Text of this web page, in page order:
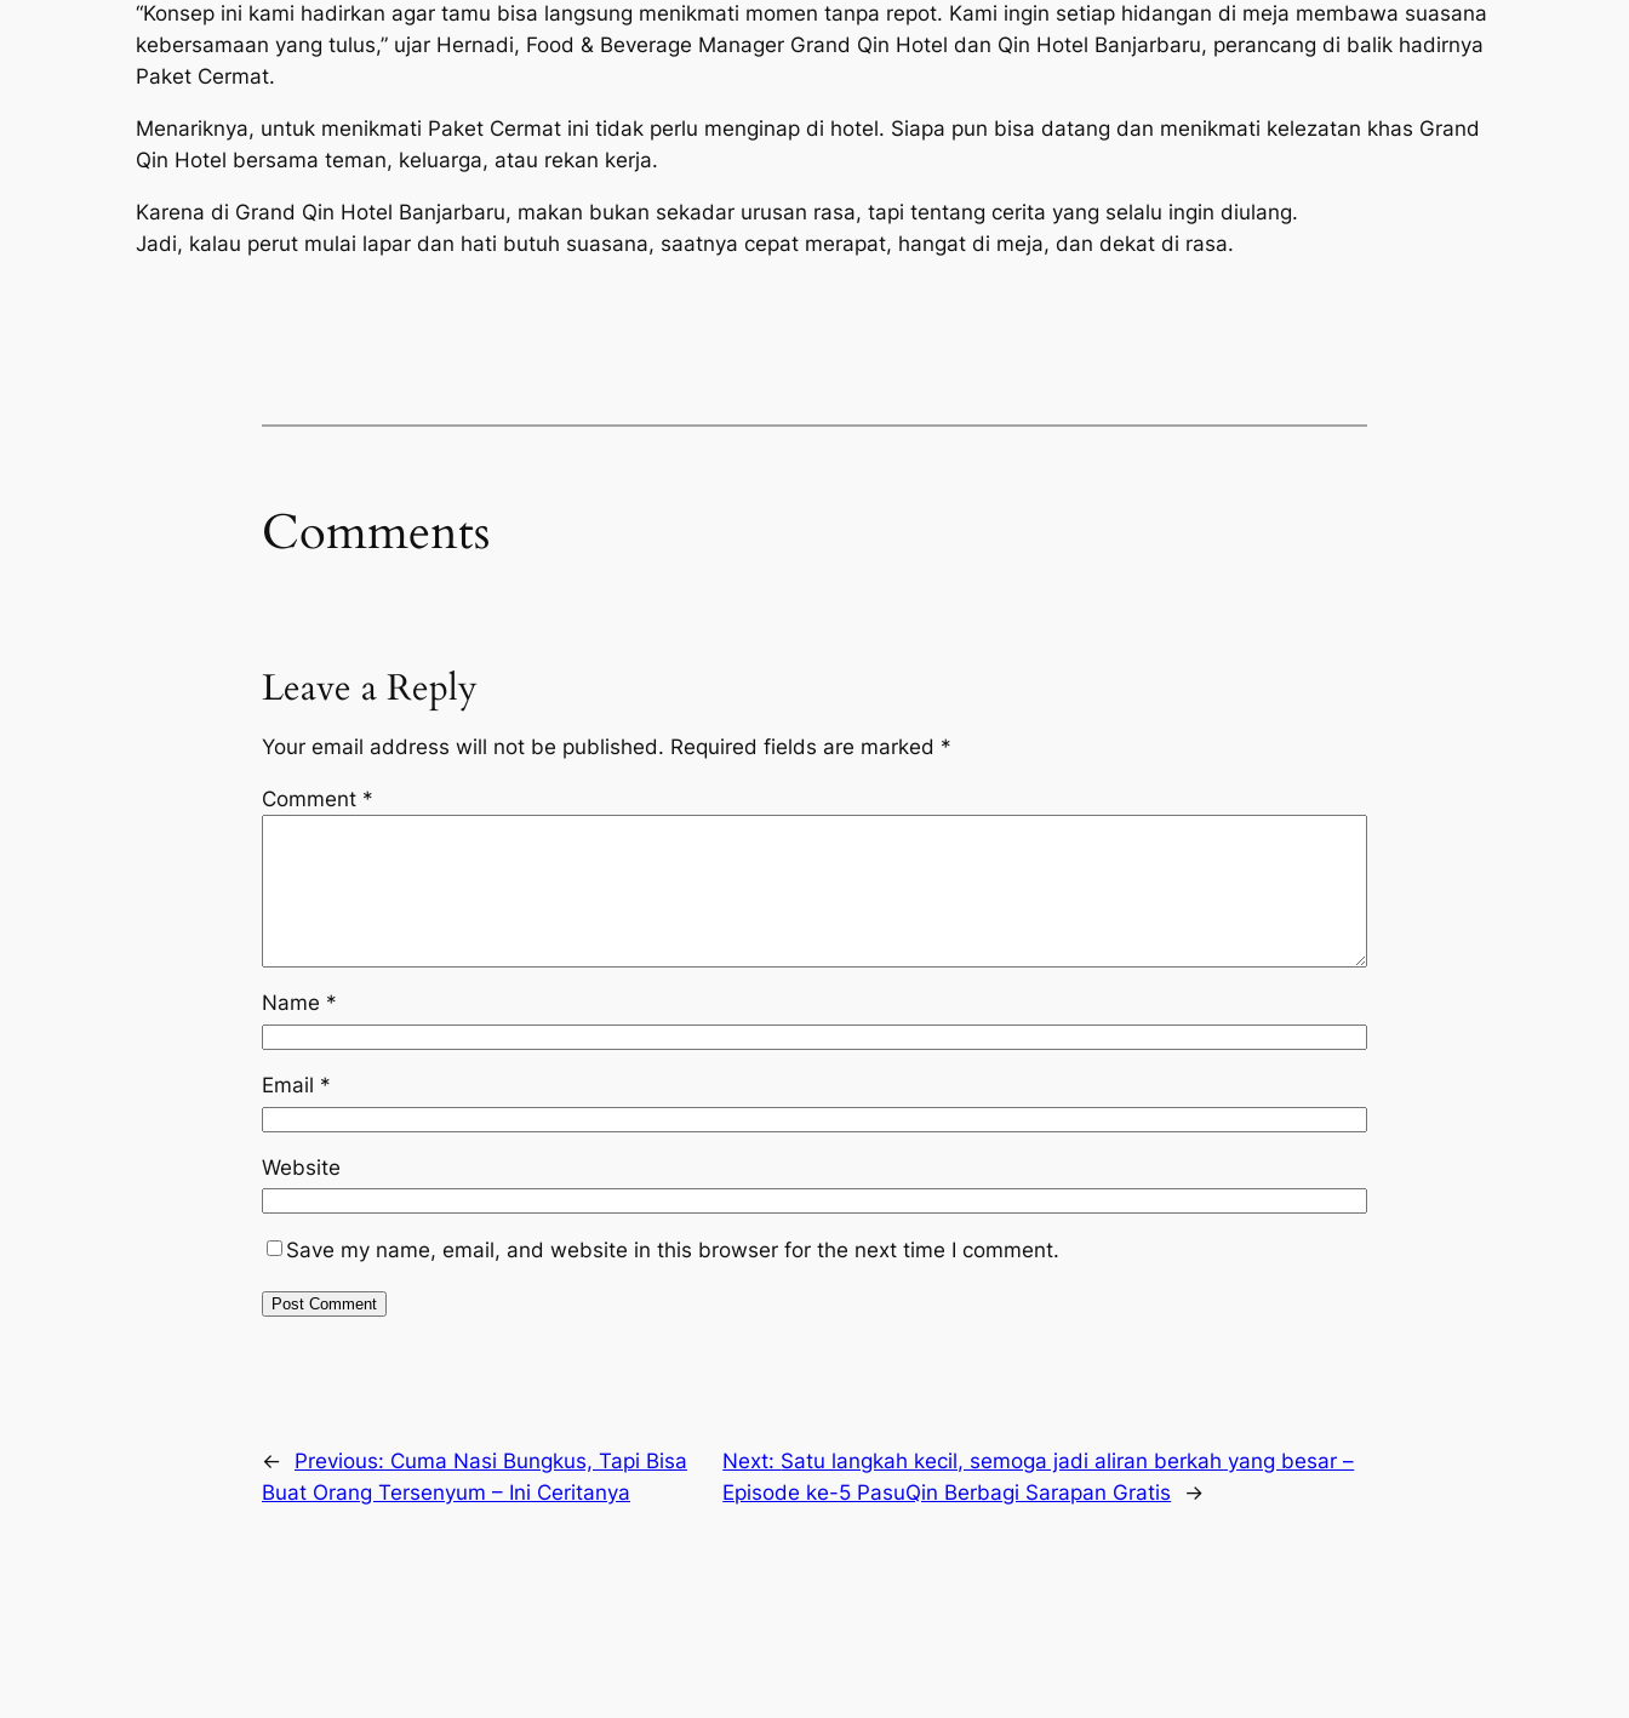
“Konsep ini kami hadirkan agar tamu bisa langsung menikmati momen tanpa repot. Kami ingin setiap hidangan di meja membawa suasana
kebersamaan yang tulus,” ujar Hernadi, Food & Beverage Manager Grand Qin Hotel dan Qin Hotel Banjarbaru, perancang di balik hadirnya
Paket Cermat.
Menariknya, untuk menikmati Paket Cermat ini tidak perlu menginap di hotel. Siapa pun bisa datang dan menikmati kelezatan khas Grand
Qin Hotel bersama teman, keluarga, atau rekan kerja.
Karena di Grand Qin Hotel Banjarbaru, makan bukan sekadar urusan rasa, tapi tentang cerita yang selalu ingin diulang.
Jadi, kalau perut mulai lapar dan hati butuh suasana, saatnya cepat merapat, hangat di meja, dan dekat di rasa.
Comments
Leave a Reply
Your email address will not be published. Required fields are marked *
Comment *
Name *
Email *
Website
Save my name, email, and website in this browser for the next time I comment.
← Previous: Cuma Nasi Bungkus, Tapi Bisa
Buat Orang Tersenyum – Ini Ceritanya
Next: Satu langkah kecil, semoga jadi aliran berkah yang besar –
Episode ke-5 PasuQin Berbagi Sarapan Gratis
→